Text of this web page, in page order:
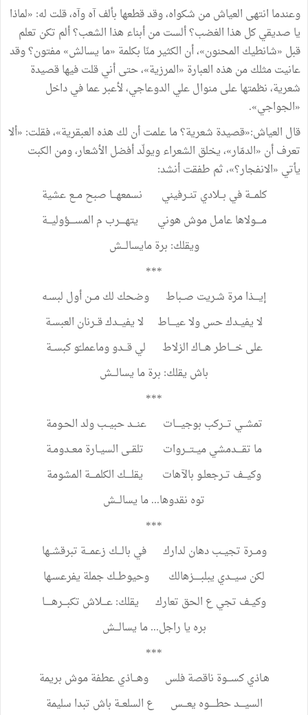
وعندما انتهى العياشمن شكواه،وقدقطعها بألفآهوآه،قلت له:
«لماذا
يا صديقيكل هذا الغضب؟ألستمنأبناء هذا الشعب؟ألم تكن تعلم
قبل «شانطيك المحنون»،أن الكثيرمنّا بكلمة «ما يسالش»مفتون؟وقد
عانيتمثلكمن هذه العبارة «المرزية»،حتىأنيقلتفيهاقصيدة
شعرية،نظمتهاعلىمنوالعلي الدوعاجي،لأعبرعمافيداخل
«الجواجي»
.
قال العياش:
«قصيدة شعرية؟ماعلمتأن لك هذه العبقرية»،فقلت:
«ألا
تعرفأن «الدمّار»،يخلق الشعراءويولّدأفضل الأشعار،ومن الكبت
يأتي «الانفجار؟»،ثم طفقتأنشد:
كلمـــةفي بــلادي تنــرفيني نسمعهـــا صبحمــععشية
مــــولاهاعامـلموش هوني يتهــــرب م المســــؤوليـــة
ويقلك: برةمايسالـــش
***
إيــــذامرة شـريت صــباط وضحك لكمــنأول لبسـه
لايفيــدكحسولاعيــــاط لايفيـــدكقــرنان العبسـة
علىخــــاطرهـــاكالزلاط ليقـــدووماعملــّوكبســة
باش يقلك: برةما يسالـــش
***
تمشــي تـــركب بوجيــــات عنـــدحبيــبولدالحـومة
ما تقــــدمشيميــتـــروات تلقــى السيــارةمعــدومـة
وكيـــف تــرجعلـوبالآهات يقلــــك الكلمــــة المشومة
توه نقدوها...ما يسالـــش
***
ومــرة تجيــبدهان لدارك في بالـــك زعمـــة تبرقشــها
لكن سيـــدي يبلبـــــزهالك وحيوطــكجملة يفرعسـها
وكيــف تجيع الحق تعارك يقلك:عـــلاش تكبـــرهـــــا
بره يا راجل...ما يسالـــش
***
هـاذيكســـوة ناقصةفلس وهـــاذيعطفةموش بريمة
السيــــدحطـــــوه يعـــس ع السلعــة باش تبدا سليمة